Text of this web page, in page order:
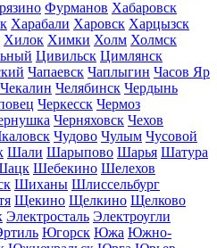
Фурманов Хабаровск
Харабали Харовск Харцызск
Хилок Химки Холм Холмск
Цивильск Цимлянск
Чапаевск Чаплыгин Часов Яр
Чекалин Челябинск Чердынь
Черкесск Чермоз
Черняховск Чехов
Чудово Чулым Чусовой
Шали Шарыпово Шарья Шатура
Шебекино Шелехов
Шиханы Шлиссельбург
Щекино Щелкино Щелково
Электросталь Электроугли
Югорск Южа Южно-